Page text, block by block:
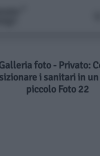
foto - Privato:
i sanitari in
piccolo Foto 22